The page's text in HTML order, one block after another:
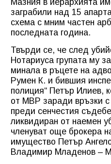
Мазния в йерархията
заграбили над 15
схема с мним частен
последната година.
Твърди се, че след
Нотариуса групата му
минала в ръцете на
Румен К. и бившия
полиция“ Петър Илиев,
от МВР заради връзки
преди сенчестия
ликвидиран от наемен
членуват още брокера
имущество Петър
Владимир Младенов –